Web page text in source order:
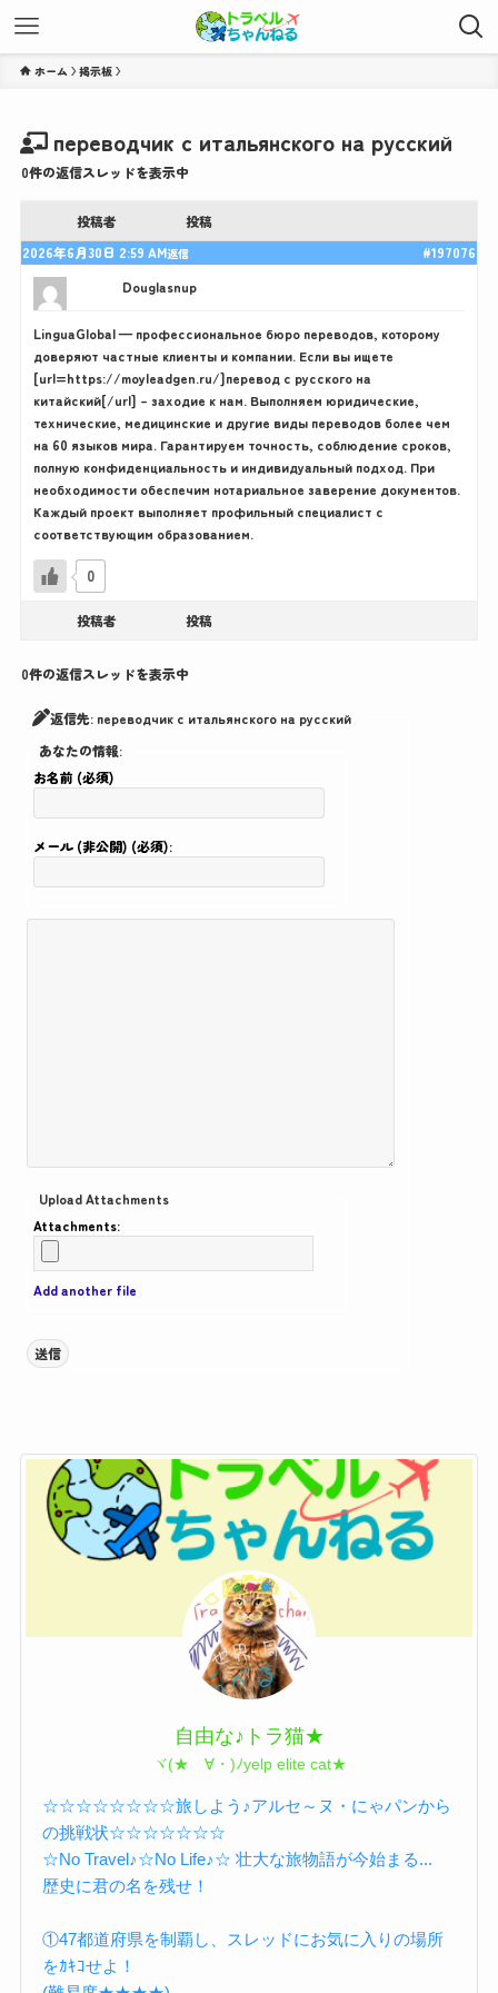
ホーム
переводчик с итальянского на русский
0件の返信スレッドを表示中
投稿者
投稿
2026年6月30日 2:59 AM
#197076
返信
Douglasnup
LinguaGlobal — профессиональное бюро переводов, которому
доверяют частные клиенты и компании. Если вы ищете
[url=https://moyleadgen.ru/]перевод с русского на
китайский[/url] – заходие к нам. Выполняем юридические,
технические, медицинские и другие виды переводов более чем
на 60 языков мира. Гарантируем точность, соблюдение сроков,
полную конфиденциальность и индивидуальный подход. При
необходимости обеспечим нотариальное заверение документов.
Каждый проект выполняет профильный специалист с
соответствующим образованием.
0
投稿者 投稿
0件の返信スレッドを表示中
返信先: переводчик с итальянского на русский
あなたの情報:
お名前 (必須)
メール (非公開) (必須):
Upload Attachments
Attachments:
Add another file
送信
自由な♪トラ猫★
ヾ(★ゝ∀・)ﾉyelp elite cat★
☆☆☆☆☆☆☆☆旅しよう♪アルセ～ヌ・にゃパンから
の挑戦状☆☆☆☆☆☆☆
☆No Travel♪☆No Life♪☆ 壮大な旅物語が今始まる...
歴史に君の名を残せ！
①47都道府県を制覇し、スレッドにお気に入りの場所
をｶｷｺせよ！